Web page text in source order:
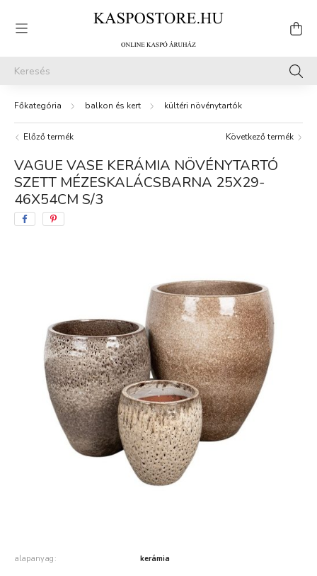
balkon és kert kültéri növénytartók
Előző termék Következő termék
VAGUE VASE KERÁMIA NÖVÉNYTARTÓ
SZETT MÉZESKALÁCSBARNA 25X29-
46X54CM S/3
alapanyag kerámia